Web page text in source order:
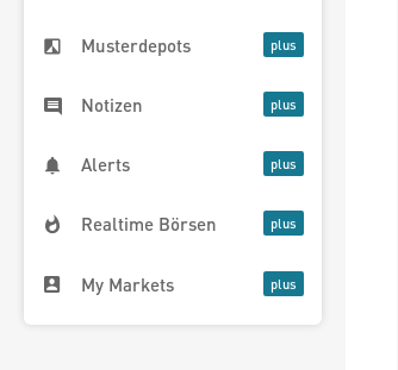
Musterdepots
Notizen
Alerts
Realtime Börsen
My Markets